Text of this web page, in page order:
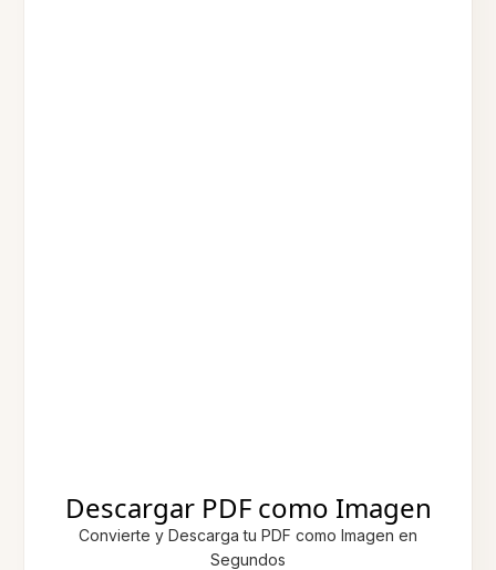
Descargar PDF como Imagen
Convierte y Descarga tu PDF como Imagen en
Segundos